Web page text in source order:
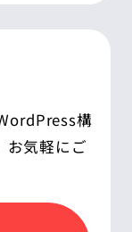
構
お気軽にご